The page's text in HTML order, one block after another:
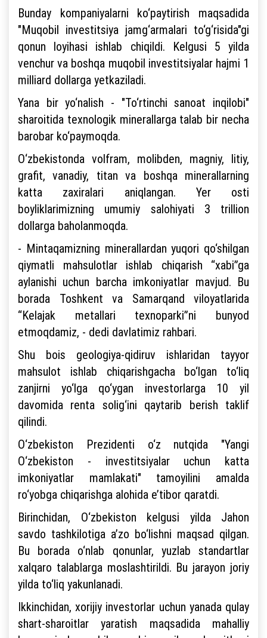
Bunday kompaniyalarni ko‘paytirish maqsadida
"Muqobil investitsiya jamg‘armalari to‘g‘risida"gi
qonun loyihasi ishlab chiqildi. Kelgusi 5 yilda
venchur va boshqa muqobil investitsiyalar hajmi 1
milliard dollarga yetkaziladi.
Yana bir yo‘nalish - "To‘rtinchi sanoat inqilobi"
sharoitida texnologik minerallarga talab bir necha
barobar ko‘paymoqda.
O‘zbekistonda volfram, molibden, magniy, litiy,
grafit, vanadiy, titan va boshqa minerallarning
katta zaxiralari aniqlangan. Yer osti
boyliklarimizning umumiy salohiyati 3 trillion
dollarga baholanmoqda.
- Mintaqamizning minerallardan yuqori qo‘shilgan
qiymatli mahsulotlar ishlab chiqarish “xabi”ga
aylanishi uchun barcha imkoniyatlar mavjud. Bu
borada Toshkent va Samarqand viloyatlarida
“Kelajak metallari texnoparki”ni bunyod
etmoqdamiz, - dedi davlatimiz rahbari.
Shu bois geologiya-qidiruv ishlaridan tayyor
mahsulot ishlab chiqarishgacha bo‘lgan to‘liq
zanjirni yo‘lga qo‘ygan investorlarga 10 yil
davomida renta solig‘ini qaytarib berish taklif
qilindi.
O‘zbekiston Prezidenti o‘z nutqida "Yangi
O‘zbekiston - investitsiyalar uchun katta
imkoniyatlar mamlakati" tamoyilini amalda
ro‘yobga chiqarishga alohida e’tibor qaratdi.
Birinchidan, O‘zbekiston kelgusi yilda Jahon
savdo tashkilotiga a’zo bo‘lishni maqsad qilgan.
Bu borada o‘nlab qonunlar, yuzlab standartlar
xalqaro talablarga moslashtirildi. Bu jarayon joriy
yilda to‘liq yakunlanadi.
Ikkinchidan, xorijiy investorlar uchun yanada qulay
shart-sharoitlar yaratish maqsadida mahalliy